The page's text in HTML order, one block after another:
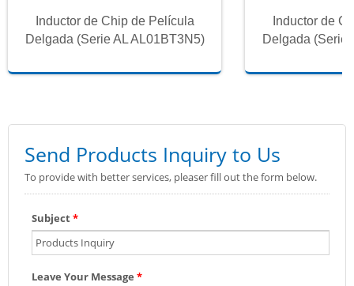
Inductor de Chip de Película
Delgada (Serie AL AL01BT3N5)
Inductor de
Delgada (Serie